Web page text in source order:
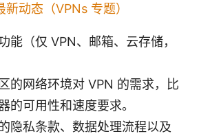
动态（VPNs 专题）
能（仅 VPN、邮箱、云存储，
的网络环境对 VPN 的需求，比
的可用性和速度要求。
隐私条款、数据处理流程以及